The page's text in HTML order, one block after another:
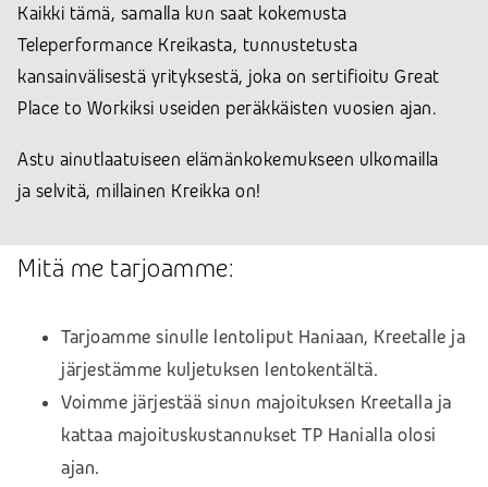
Kaikki tämä, samalla kun saat kokemusta
Teleperformance Kreikasta, tunnustetusta
kansainvälisestä yrityksestä, joka on sertifioitu Great
Place to Workiksi useiden peräkkäisten vuosien ajan.
Astu ainutlaatuiseen elämänkokemukseen ulkomailla
ja selvitä, millainen Kreikka on!
Mitä me tarjoamme:
Tarjoamme sinulle lentoliput Haniaan, Kreetalle ja
järjestämme kuljetuksen lentokentältä.
Voimme järjestää sinun majoituksen Kreetalla ja
kattaa majoituskustannukset TP Hanialla olosi
ajan.